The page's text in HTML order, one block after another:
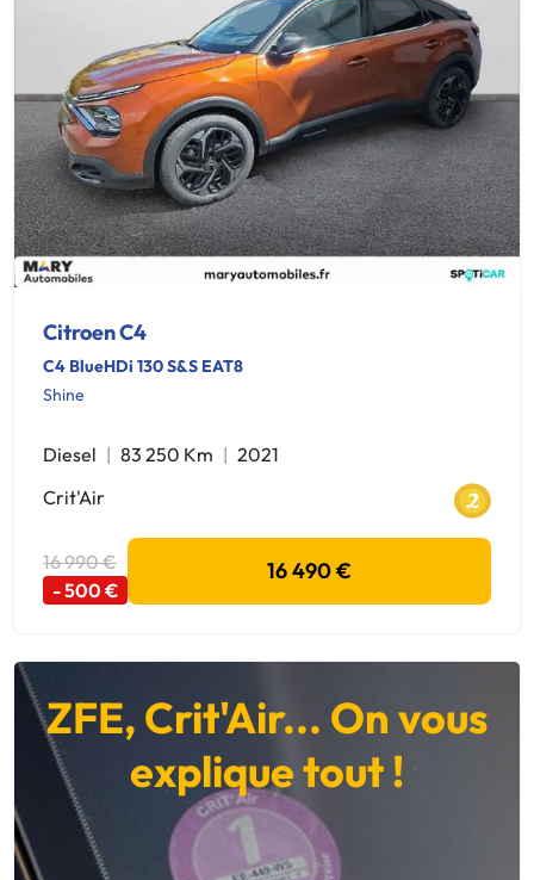
Citroen C4
C4 BlueHDi 130 S&S EAT8
Shine
Diesel 83 250 Km
2021
Crit'Air
16 990 €
- 500 €
16 490 €
ZFE, Crit'Air... On vous
explique tout !